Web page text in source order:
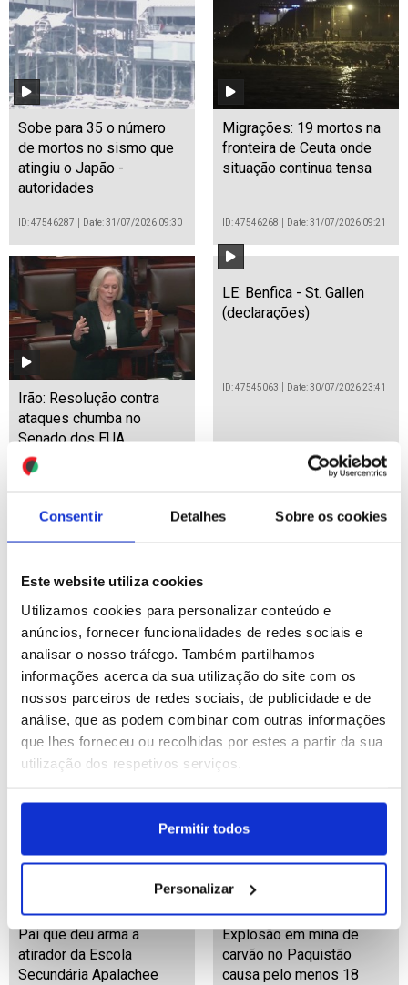
Consentir Detalhes Sobre os cookies
Este website utiliza cookies
Utilizamos cookies para personalizar conteúdo e
anúncios, fornecer funcionalidades de redes sociais e
analisar o nosso tráfego. Também partilhamos
informações acerca da sua utilização do site com os
nossos parceiros de redes sociais, de publicidade e de
análise, que as podem combinar com outras informações
que lhes forneceu ou recolhidas por estes a partir da sua
utilização dos respetivos serviços.
Permitir todos
Personalizar
Sobe para 35 o número
de mortos no sismo que
atingiu o Japão -
autoridades
ID: 47546287 Date: 31/07/2026 09:30
Migrações: 19 mortos na
fronteira de Ceuta onde
situação continua tensa
ID: 47546268 Date: 31/07/2026 09:21
Irão: Resolução contra
ataques chumba no
Senado dos EUA
LE: Benfica - St. Gallen
(declarações)
ID: 47545063 Date: 30/07/2026 23:41
Nove migrantes morreram
ao tentar chegar a nado ao
enclave de Ceuta
Pai que deu arma a
atirador da Escola
Secundária Apalachee
Explosão em mina de
carvão no Paquistão
causa pelo menos 18